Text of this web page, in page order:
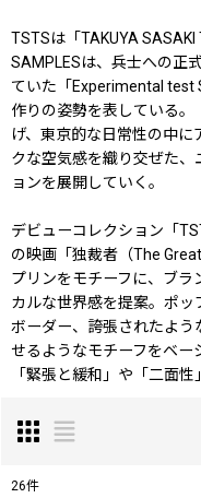
TSTSは「TAKUYA
SAMPLESは、兵士への正
ていた「Experimental test
作りの姿勢を表している
げ、東京的な日常性の中に
クな空気感を織り交ぜた
ョンを展開していく。
デビューコレクション「
の映画「独裁者（The
プリンをモチーフに、ブ
カルな世界感を提案。ポ
ボーダー、誇張されたよう
せるようなモチーフをベー
「緊張と緩和」や「二面性
26件